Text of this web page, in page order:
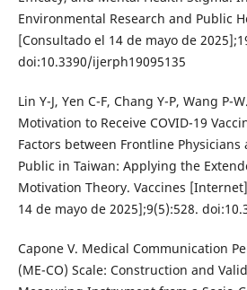
Environmental Research and Public
[Consultado el 14 de mayo de
doi:10.3390/ijerph19095135
Lin Y-J, Yen C-F, Chang Y-P, Wang P-
Motivation to Receive COVID-19
Factors between Frontline
Public in Taiwan: Applying the
Motivation Theory. Vaccines
14 de mayo de 2025];9(5):528.
Capone V. Medical Communication
(ME-CO) Scale: Construction and